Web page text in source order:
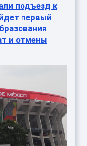
подъезд к
первый
и отмены